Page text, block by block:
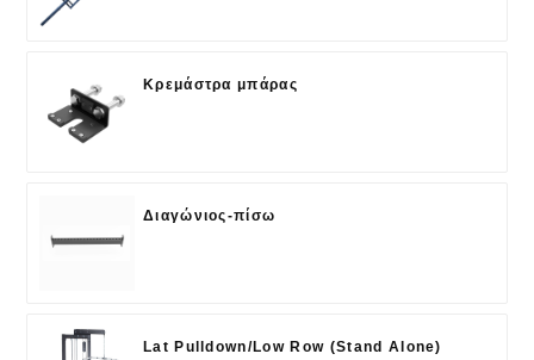
Κρεμάστρα μπάρας
Διαγώνιος-πίσω
Lat Pulldown/Low Row (Stand Alone)